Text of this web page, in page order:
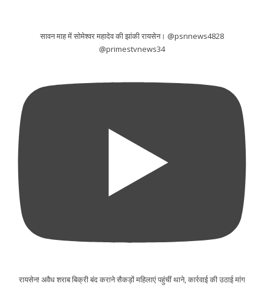
सावन माह में सोमेश्वर महादेव की झांकी रायसेन। @psnnews4828
@primestvnews34
रायसेन! अवैध शराब बिक्री बंद कराने सैकड़ों महिलाएं पहुंचीं थाने, कार्रवाई की उठाई मांग